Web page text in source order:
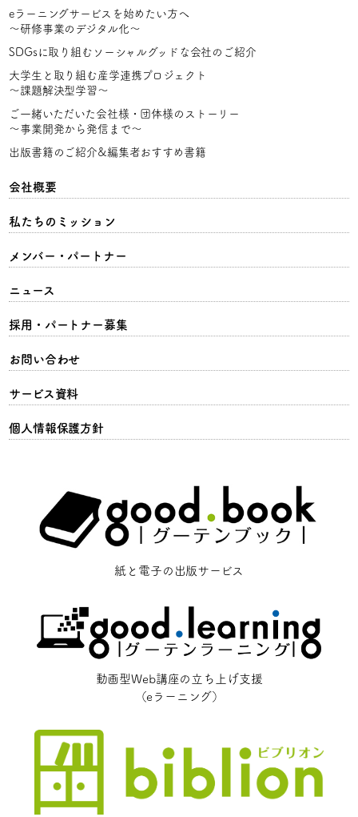
eラーニングサービスを始めたい方へ
〜研修事業のデジタル化〜
SDGsに取り組むソーシャルグッドな会社のご紹介
大学生と取り組む産学連携プロジェクト
〜課題解決型学習〜
ご一緒いただいた会社様・団体様のストーリー
〜事業開発から発信まで〜
出版書籍のご紹介&編集者おすすめ書籍
会社概要
私たちのミッション
メンバー・パートナー
ニュース
採用・パートナー募集
お問い合わせ
サービス資料
個人情報保護方針
紙と電子の出版サービス
動画型Web講座の立ち上げ支援
（eラーニング）